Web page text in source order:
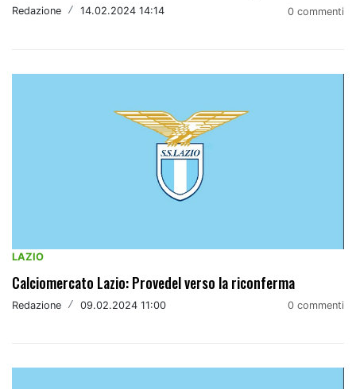
Redazione / 14.02.2024 14:14 0 commenti
LAZIO
Calciomercato Lazio: Provedel verso la riconferma
Redazione / 09.02.2024 11:00 0 commenti